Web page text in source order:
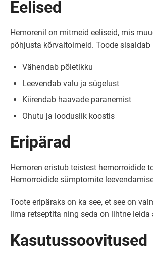
Eelised
Hemorenil on mitmeid eeliseid, mis
põhjusta kõrvaltoimeid. Toode
Vähendab põletikku
Leevendab valu ja sügelust
Kiirendab haavade paranemist
Ohutu ja looduslik koostis
Eripärad
Hemoren eristub teistest hemorroidide
Hemorroidide sümptomite
Toote eripäraks on ka see, et see on
ilma retseptita ning seda on lihtne
Kasutussoovitused